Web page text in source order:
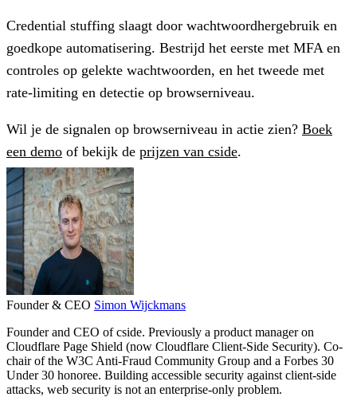
Credential stuffing slaagt door wachtwoordhergebruik en
goedkope automatisering. Bestrijd het eerste met MFA en
controles op gelekte wachtwoorden, en het tweede met
rate-limiting en detectie op browserniveau.
Wil je de signalen op browserniveau in actie zien? Boek
een demo of bekijk de prijzen van cside.
Founder & CEO Simon Wijckmans
Founder and CEO of cside. Previously a product manager on
Cloudflare Page Shield (now Cloudflare Client-Side Security). Co-
chair of the W3C Anti-Fraud Community Group and a Forbes 30
Under 30 honoree. Building accessible security against client-side
attacks, web security is not an enterprise-only problem.